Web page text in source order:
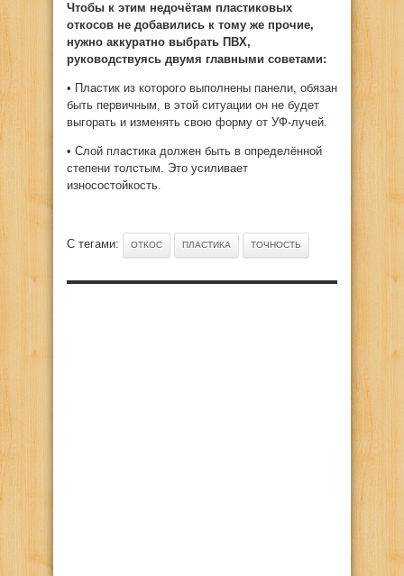
Чтобы к этим недочётам пластиковых
откосов не добавились к тому же прочие,
нужно аккуратно выбрать ПВХ,
руководствуясь двумя главными советами:
• Пластик из которого выполнены панели, обязан
быть первичным, в этой ситуации он не будет
выгорать и изменять свою форму от УФ-лучей.
• Слой пластика должен быть в определённой
степени толстым. Это усиливает
износостойкость.
С тегами: ОТКОС ПЛАСТИКА ТОЧНОСТЬ